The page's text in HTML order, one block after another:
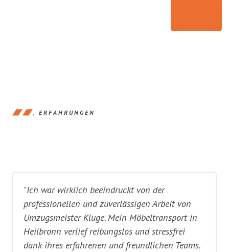
ERFAHRUNGEN
"Ich war wirklich beeindruckt von der
professionellen und zuverlässigen Arbeit von
Umzugsmeister Kluge. Mein Möbeltransport in
Heilbronn verlief reibungslos und stressfrei
dank ihres erfahrenen und freundlichen Teams.